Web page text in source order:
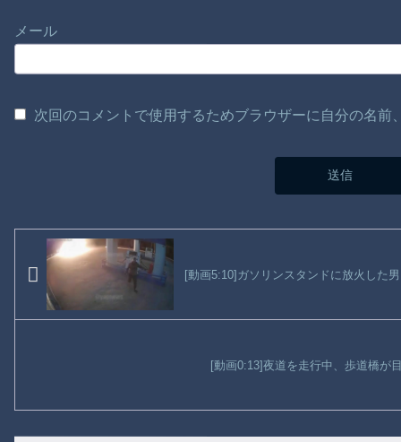
メール
次回のコメントで使用するためブラウザーに自分の名
[動画5:10]ガソリンスタンドに放火した
[動画0:13]夜道を走行中、歩道橋が